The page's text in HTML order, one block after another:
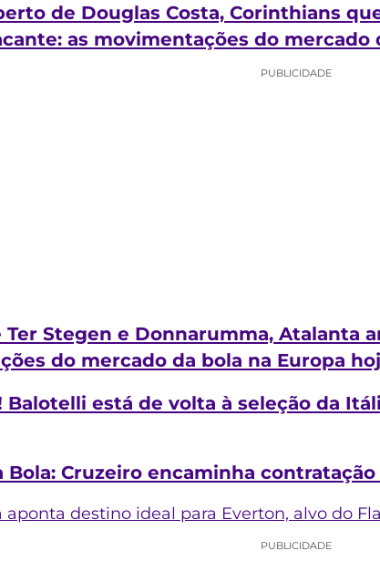
de Douglas Costa, Corinthians
as movimentações do mercado
PUBLICIDADE
Stegen e Donnarumma, Atalanta
do mercado da bola na Europa
Balotelli está de volta à seleção da
Bola: Cruzeiro encaminha
aponta destino ideal para Everton, alvo do
PUBLICIDADE